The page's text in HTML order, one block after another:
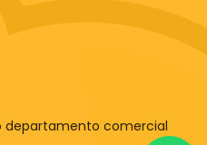
departamento comercial